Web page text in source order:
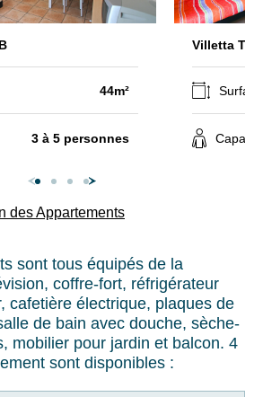
44m²
3 à 5 personnes
Villetta
Surface
des Appartements
sont tous équipés de la
coffre-fort, réfrigérateur
cafetière électrique, plaques de
de bain avec douche, sèche-
mobilier pour jardin et balcon. 4
sont disponibles :